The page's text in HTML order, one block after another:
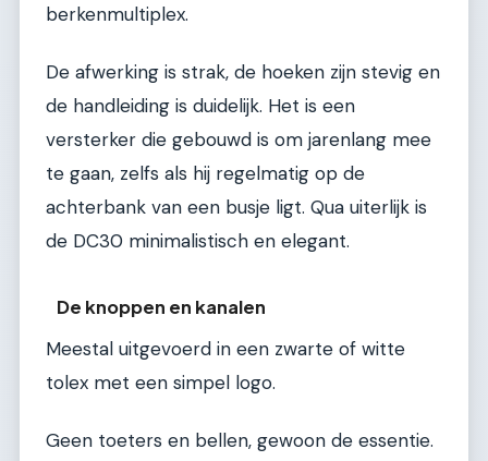
berkenmultiplex.
De afwerking is strak, de hoeken zijn stevig en
de handleiding is duidelijk. Het is een
versterker die gebouwd is om jarenlang mee
te gaan, zelfs als hij regelmatig op de
achterbank van een busje ligt. Qua uiterlijk is
de DC30 minimalistisch en elegant.
De knoppen en kanalen
Meestal uitgevoerd in een zwarte of witte
tolex met een simpel logo.
Geen toeters en bellen, gewoon de essentie.